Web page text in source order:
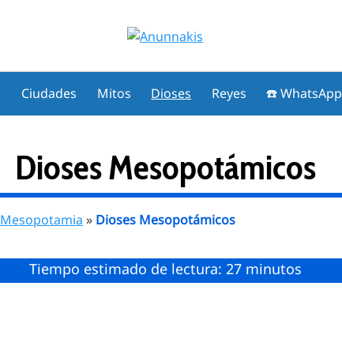
Ciudades Mitos Dioses Reyes ☎️ WhatsApp
Dioses Mesopotámicos
Mesopotamia » Dioses Mesopotámicos
Tiempo estimado de lectura: 27 minutos